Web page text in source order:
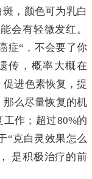
，颜色可为乳白
会有轻微发红。
症“，不会要了你
传，概率大概在
促进色素恢复，提
那么尽量恢复的机
作；超过80%的
“克白灵效果怎么
是积极治疗的前